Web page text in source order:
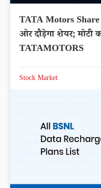
TATA Motors Share
ओर दौड़ेगा शेयर; मोटी
TATAMOTORS
Stock Market